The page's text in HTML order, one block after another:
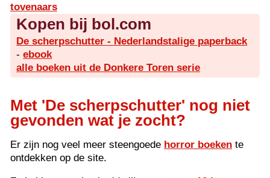
tovenaars
Kopen bij bol.com
De scherpschutter - Nederlandstalige paperback
-ebook
alle boeken uit de Donkere Toren serie
Met 'De scherpschutter' nog niet
gevonden wat je zocht?
Er zijn nog veel meer steengoede horror boeken te
ontdekken op de site.